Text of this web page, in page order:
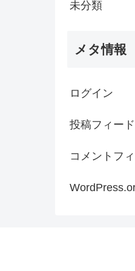
未分類
メタ情報
ログイン
投稿フィード
コメントフ